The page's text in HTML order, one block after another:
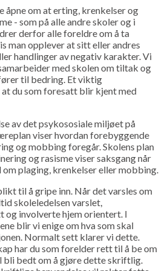
åpne om at erting, krenkelser og
- som på alle andre skoler og i
derfor alle foreldre om å ta
man opplever at sitt eller andres
handlinger av negativ karakter. Vi
med skolen om tiltak og
til bedring. Et viktig
du som foresatt blir kjent med
av det psykososiale miljøet på
viser hvordan forebyggende
og mobbing foregår. Skolens plan
og rasisme viser saksgang når
plaging, krenkelser eller mobbing.
til å gripe inn. Når det varsles om
skoleledelsen varslet,
og involverte hjem orientert. I
blir vi enige om hva som skal
Normalt sett klarer vi dette.
har du som forelder rett til å be om
bedt om å gjøre dette skriftlig.